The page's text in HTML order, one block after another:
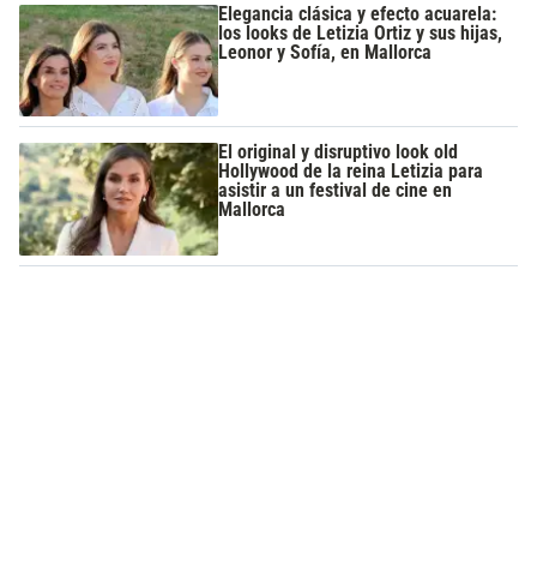
Elegancia clásica y efecto acuarela:
los looks de Letizia Ortiz y sus hijas,
Leonor y Sofía, en Mallorca
El original y disruptivo look old
Hollywood de la reina Letizia para
asistir a un festival de cine en
Mallorca